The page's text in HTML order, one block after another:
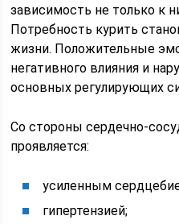
зависимость не только к
Потребность курить
жизни. Положительные
негативного влияния и
основных регулирующих
Со стороны сердечно-
проявляется:
усиленным
гипертензией;